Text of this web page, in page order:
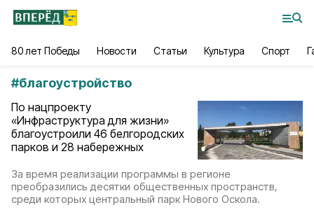
80 лет Победы Новости Статьи Культура Спорт
#благоустройство
По нацпроекту
«Инфраструктура для жизни»
благоустроили 46 белгородских
парков и 28 набережных
За время реализации программы в регионе
преобразились десятки общественных пространств,
среди которых центральный парк Нового Оскола.